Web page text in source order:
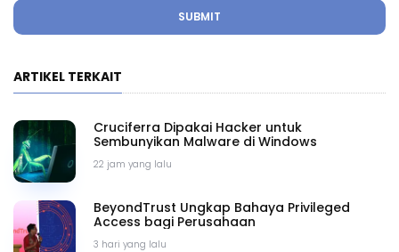
SUBMIT
ARTIKEL TERKAIT
22 jam yang lalu
Cruciferra Dipakai Hacker untuk
Sembunyikan Malware di Windows
3 hari yang lalu
BeyondTrust Ungkap Bahaya Privileged
Access bagi Perusahaan